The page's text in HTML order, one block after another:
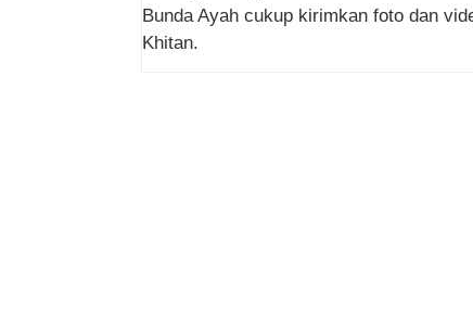
Bunda Ayah cukup kirimkan foto dan
Khitan.